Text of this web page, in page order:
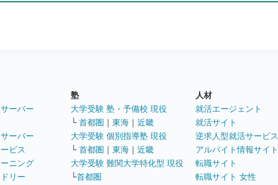
ーバー
ーバー
ビス
ニング
リー
塾
大学受験 塾・予備校 現役
└ 首都圏 ｜ 東海 ｜ 近畿
大学受験 個別指導塾 現役
└ 首都圏 ｜ 東海 ｜ 近畿
大学受験 難関大学特化型 現役
└首都圏
人材
就活エージェント
就活サイト
逆求人型就活サービス
アルバイト情報サイト
転職サイト
転職サイト 女性